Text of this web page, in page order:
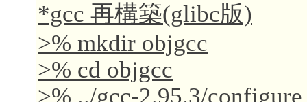
*gcc 再構築(glibc版)
>% mkdir objgcc
>% cd objgcc
>% ../gcc-2.95.3/